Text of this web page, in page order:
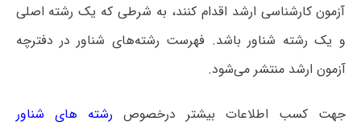
آزمون کارشناسی ارشد اقدام کنند، به شرطی که یک رشته اصلی
و یک رشته شناور باشد. فهرست رشته‌های شناور در دفترچه
آزمون ارشد منتشر می‌شود.
جهت کسب اطلاعات بیشتر درخصوص رشته های شناور